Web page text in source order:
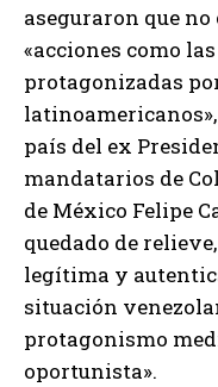
aseguraron que
«acciones como
protagonizadas
país del ex
mandatarios de
de México Felipe
quedado de
legítima y
situación
protagonismo
oportunista».